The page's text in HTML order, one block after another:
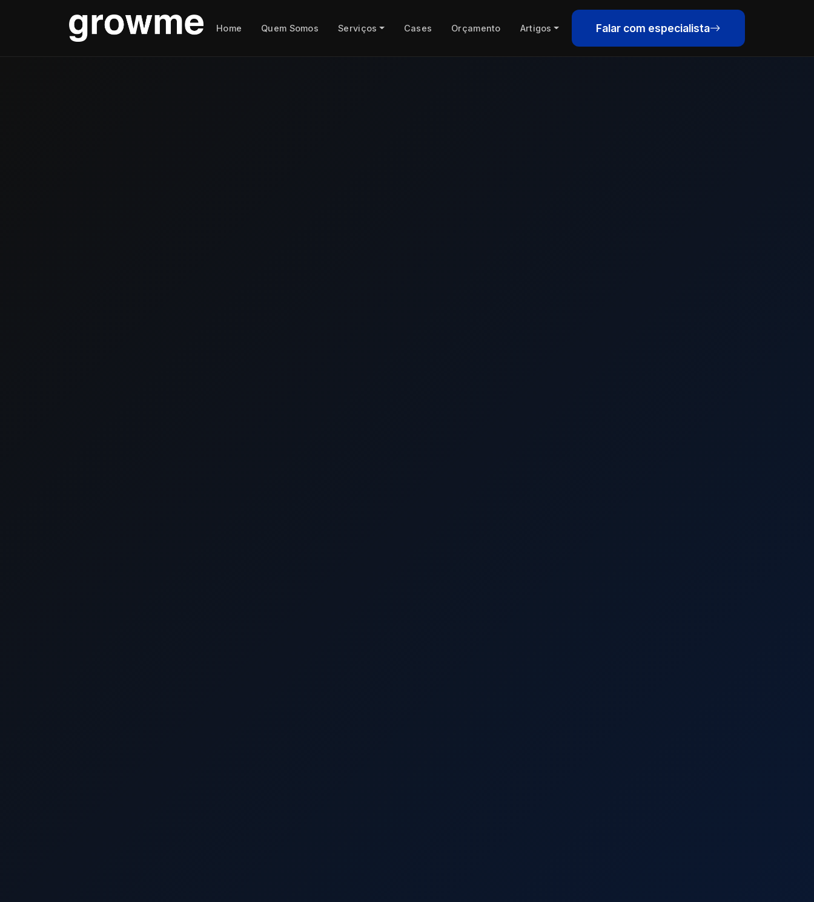
Home Quem Somos Serviços Cases Orçamento Artigos Falar com especialista